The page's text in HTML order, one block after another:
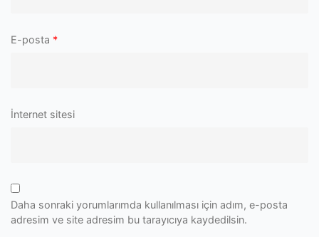
E-posta *
İnternet sitesi
Daha sonraki yorumlarımda kullanılması için adım, e-posta
adresim ve site adresim bu tarayıcıya kaydedilsin.